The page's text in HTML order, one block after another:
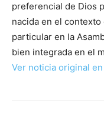
preferencial de Dios
nacida en el
particular en la
bien integrada en el
Ver noticia original